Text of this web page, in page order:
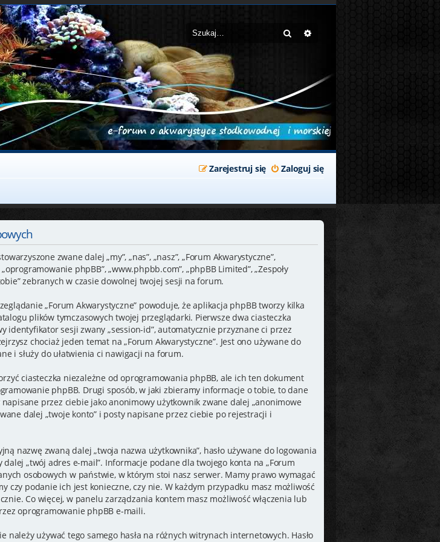
Szukaj
Zaloguj się
Zarejestruj się
zwane dalej „my”, „nas”, „nasz”, „Forum Akwarystyczne”,
phpBB”, „www.phpbb.com”, „phpBB Limited”, „Zespoły
zebranych w czasie dowolnej twojej sesji na forum.
„Forum Akwarystyczne” powoduje, że aplikacja phpBB tworzy kilka
plików tymczasowych twojej przeglądarki. Pierwsze dwa ciasteczka
sesji zwany „session-id”, automatycznie przyznane ci przez
chociaż jeden temat na „Forum Akwarystyczne”. Jest ono używane do
i służy do ułatwienia ci nawigacji na forum.
ciasteczka niezależne od oprogramowania phpBB, ale ich ten dokument
phpBB. Drugi sposób, w jaki zbieramy informacje o tobie, to dane
przez ciebie jako anonimowy użytkownik zwane dalej „anonimowe
dalej „twoje konto” i posty napisane przez ciebie po rejestracji i
nazwę zwaną dalej „twoja nazwa użytkownika”, hasło używane do logowania
„twój adres e-mail”. Informacje podane dla twojego konta na „Forum
osobowych w państwie, w którym stoi nasz serwer. Mamy prawo wymagać
podanie ich jest konieczne, czy nie. W każdym przypadku masz możliwość
Co więcej, w panelu zarządzania kontem masz możliwość włączenia lub
oprogramowanie phpBB e-maili.
należy używać tego samego hasła na różnych witrynach internetowych. Hasło